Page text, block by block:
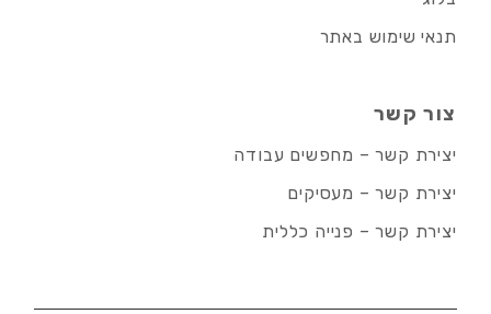
תנאי שימוש באתר
צור קשר
יצירת קשר – מחפשים עבודה
יצירת קשר – מעסיקים
יצירת קשר – פנייה כללית